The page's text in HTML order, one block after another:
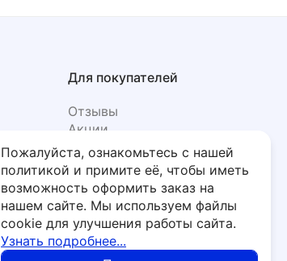
Для покупателей
Отзывы
Акции
Фото
Пожалуйста, ознакомьтесь с нашей
политикой и примите её, чтобы иметь
возможность оформить заказ на
нашем сайте. Мы используем файлы
cookie для улучшения работы сайта.
Узнать подробнее...